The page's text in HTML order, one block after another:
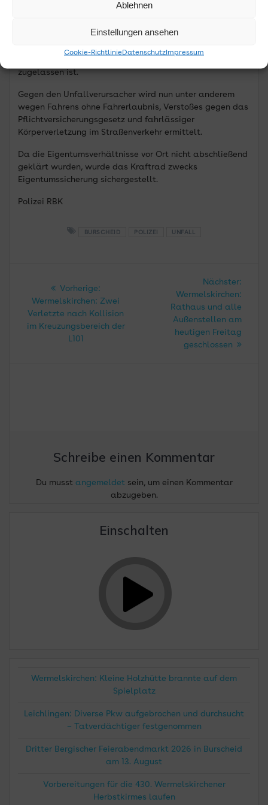
Ablehnen
Einstellungen ansehen
Cookie-Richtlinie Datenschutz Impressum
benötigten Fahrerlaubnis war. Des Weiteren konnte im
dass das am Kraftrad angebrachte Kennzeichen als
zugelassen ist.
Gegen den Unfallverursacher wird nun unter anderem
wegen Fahrens ohne Fahrerlaubnis, Verstoßes gegen das
Pflichtversicherungsgesetz und fahrlässiger
Körperverletzung im Straßenverkehr ermittelt.
Da die Eigentumsverhältnisse vor Ort nicht abschließend
geklärt wurden, wurde das Kraftrad zwecks
Eigentumssicherung sichergestellt.
Polizei RBK
BURSCHEID POLIZEI UNFALL
Beitragsnavigation
Vorherige:
Beitrag:
Wermelskirchen: Zwei
Verletzte nach Kollision
im Kreuzungsbereich der
L101
Nächster:
Wermelskirchen:
Rathaus und alle
Außenstellen am
heutigen Freitag
geschlossen
Schreibe einen Kommentar
Du musst angemeldetsein, um einen Kommentar
abzugeben.
Einschalten
Wermelskirchen: Kleine Holzhütte brannte auf dem
Spielplatz
Leichlingen: Diverse Pkw aufgebrochen und durchsucht
– Tatverdächtiger festgenommen
Dritter Bergischer Feierabendmarkt 2026 in Burscheid
am 13. August
Vorbereitungen für die 430. Wermelskirchener
Herbstkirmes laufen